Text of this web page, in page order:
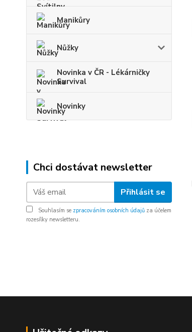
Manikůry
Nůžky
Novinka v ČR - Lékárničky
Survival
Novinky
Chci dostávat newsletter
Přihlásit se
Souhlasím se zpracováním osobních údajů za účelem
rozesílky newsletteru.